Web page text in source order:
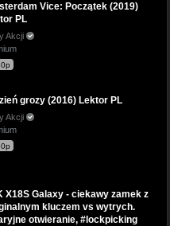
Vice: Początek (2019)
PL
Akcji
grozy (2016) Lektor PL
Akcji
X18S Galaxy - ciekawy zamek z
kluczem vs wytrych.
otwieranie, #lockpicking